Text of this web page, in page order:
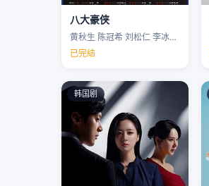
八大豪侠
黄秋生 陈冠希 刘松仁 李冰冰 …
已完结
韩国剧